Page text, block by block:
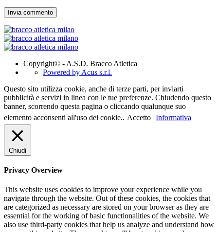
Copyright© - A.S.D. Bracco Atletica
Powered by Acus s.r.l.
Questo sito utilizza cookie, anche di terze parti, per inviarti
pubblicità e servizi in linea con le tue preferenze. Chiudendo questo
banner, scorrendo questa pagina o cliccando qualunque suo
elemento acconsenti all'uso dei cookie.. Accetto Informativa
Chiudi
Privacy Overview
This website uses cookies to improve your experience while you
navigate through the website. Out of these cookies, the cookies that
are categorized as necessary are stored on your browser as they are
essential for the working of basic functionalities of the website. We
also use third-party cookies that help us analyze and understand how